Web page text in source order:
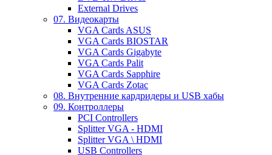
External Drives
07. Видеокарты
VGA Cards ASUS
VGA Cards BIOSTAR
VGA Cards Gigabyte
VGA Cards Palit
VGA Cards Sapphire
VGA Cards Zotac
08. Внутренние кардридеры и USB хабы
09. Контроллеры
PCI Controllers
Splitter VGA - HDMI
Splitter VGA \ HDMI
USB Controllers